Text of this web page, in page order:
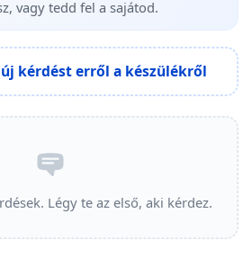
vagy tedd fel a sajátod.
kérdést erről a készülékről
Légy te az első, aki kérdez.